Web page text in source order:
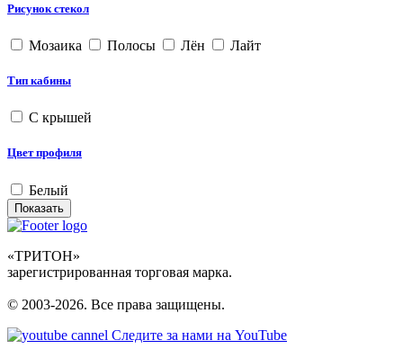
Рисунок стекол
Мозаика Полосы Лён Лайт
Тип кабины
С крышей
Цвет профиля
Белый
«ТРИТОН»
зарегистрированная торговая марка.
© 2003-2026. Все права защищены.
Следите за нами на YouTube